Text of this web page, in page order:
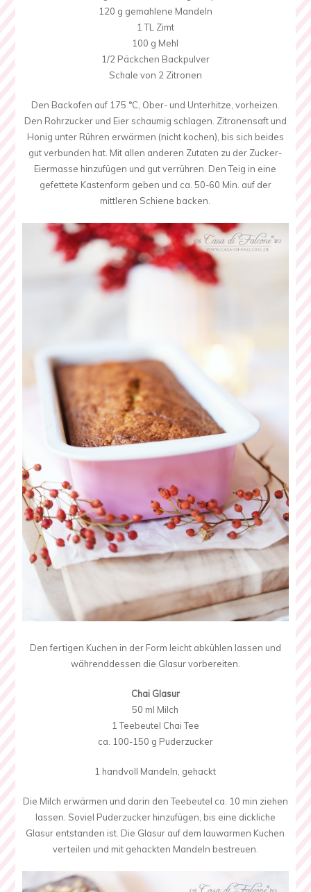
120 g gemahlene Mandeln
1 TL Zimt
100 g Mehl
1/2 Päckchen Backpulver
Schale von 2 Zitronen
Den Backofen auf 175 °C, Ober- und Unterhitze, vorheizen.
Den Rohrzucker und Eier schaumig schlagen. Zitronensaft und
Honig unter Rühren erwärmen (nicht kochen), bis sich beides
gut verbunden hat. Mit allen anderen Zutaten zu der Zucker-
Eiermasse hinzufügen und gut verrühren. Den Teig in eine
gefettete Kastenform geben und ca. 50-60 Min. auf der
mittleren Schiene backen.
Den fertigen Kuchen in der Form leicht abkühlen lassen und
währenddessen die Glasur vorbereiten.
Chai Glasur
50 ml Milch
1 Teebeutel Chai Tee
ca. 100-150 g Puderzucker
1 handvoll Mandeln, gehackt
Die Milch erwärmen und darin den Teebeutel ca. 10 min ziehen
lassen. Soviel Puderzucker hinzufügen, bis eine dickliche
Glasur entstanden ist. Die Glasur auf dem lauwarmen Kuchen
verteilen und mit gehackten Mandeln bestreuen.